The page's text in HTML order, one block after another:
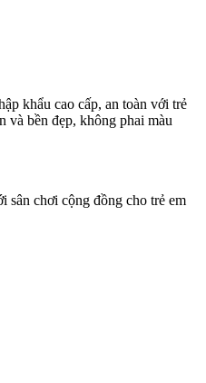
khẩu cao cấp, an toàn với trẻ
và bền đẹp, không phai màu
chơi cộng đồng cho trẻ em